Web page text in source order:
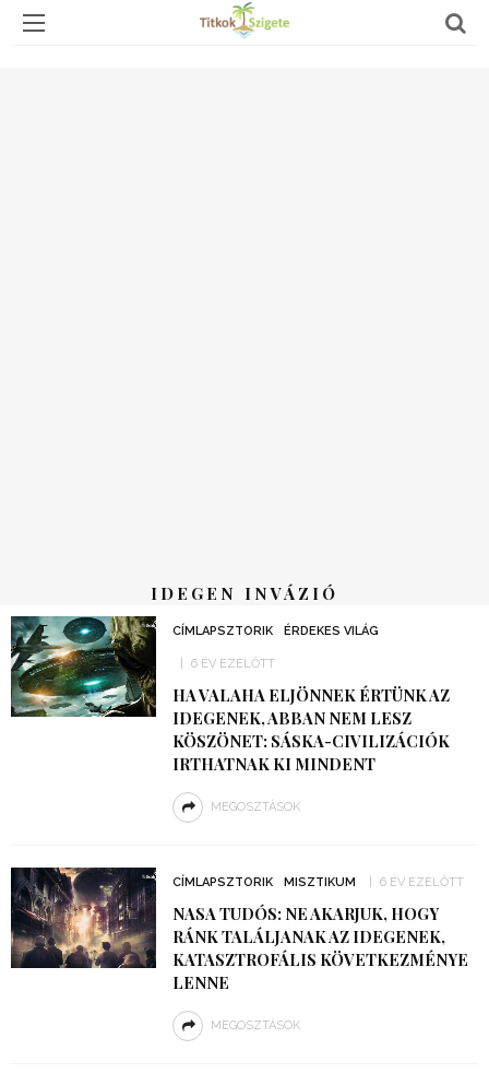
IDEGEN INVÁZIÓ
CÍMLAPSZTORIK ÉRDEKES VILÁG
6 ÉV EZELŐTT
HA VALAHA ELJÖNNEK ÉRTÜNK AZ
IDEGENEK, ABBAN NEM LESZ
KÖSZÖNET: SÁSKA-CIVILIZÁCIÓK
IRTHATNAK KI MINDENT
MEGOSZTÁSOK
CÍMLAPSZTORIK MISZTIKUM 6 ÉV EZELŐTT
NASA TUDÓS: NE AKARJUK, HOGY
RÁNK TALÁLJANAK AZ IDEGENEK,
KATASZTROFÁLIS KÖVETKEZMÉNYE
LENNE
MEGOSZTÁSOK